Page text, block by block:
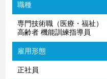
職種
専門技術職（医療・福祉）
高齢者 機能訓練指導員
雇用形態
正社員